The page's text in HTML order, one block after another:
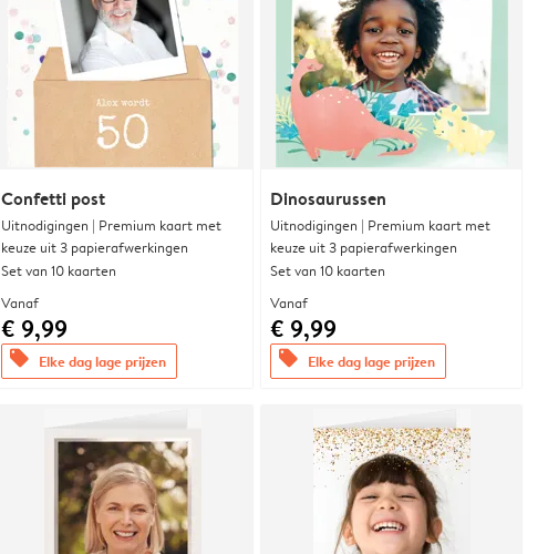
Confetti post
Uitnodigingen | Premium kaart met
keuze uit 3 papierafwerkingen
Set van 10 kaarten
Vanaf
€ 9,99
offers Elke dag lage prijzen
Dinosaurussen
Uitnodigingen | Premium kaart met
keuze uit 3 papierafwerkingen
Set van 10 kaarten
Vanaf
€ 9,99
offers Elke dag lage prijzen